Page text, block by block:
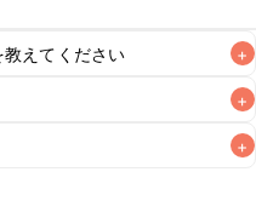
えてください +
+
+
。なるべくお早めにお召